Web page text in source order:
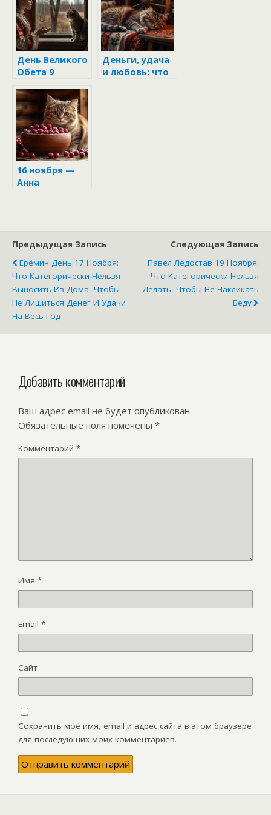
беду
в день Якова,
чтобы не
закрыть себе
дорогу к
счастью
День Великого
Обета 9
категорически
нельзя делать,
чтобы не
сломать свою
судьбу
Деньги, удача
и любовь: что
16 ноября —
Анна
заморозить
всю зиму
Предыдущая Запись
Ерёмин День 17 Ноября:
Что Категорически Нельзя
Выносить Из Дома, Чтобы
Не Лишиться Денег И Удачи
На Весь Год
Следующая Запись
Павел Ледостав 19 Ноября:
Что Категорически Нельзя
Делать, Чтобы Не Накликать
Беду
Добавить комментарий
Ваш адрес email не будет опубликован.
Обязательные поля помечены *
Комментарий *
Имя *
Email *
Сайт
Сохранить моё имя, email и адрес сайта в этом браузере
для последующих моих комментариев.